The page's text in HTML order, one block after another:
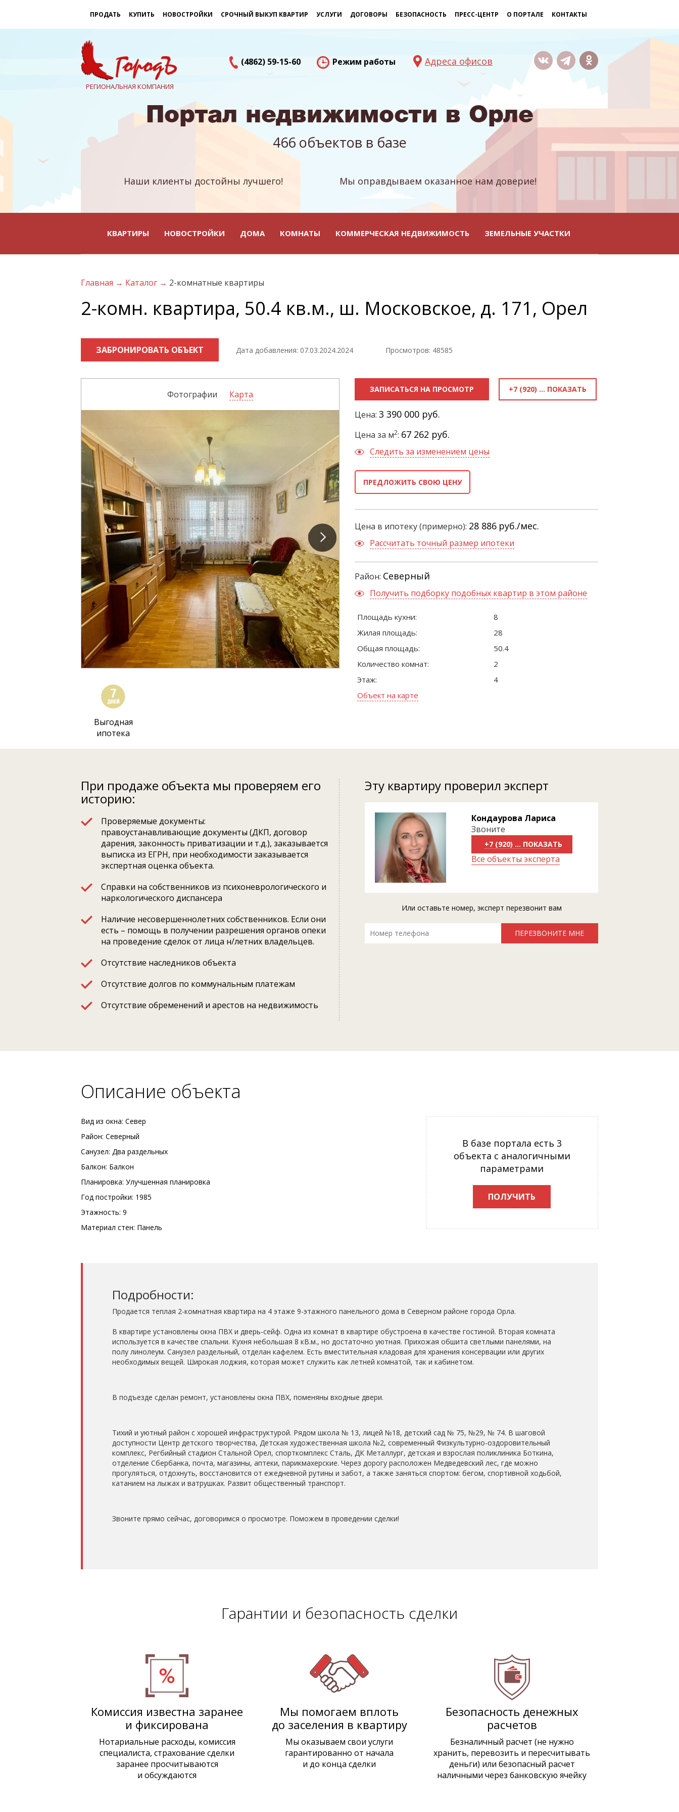
ПРОДАТЬ КУПИТЬ НОВОСТРОЙКИ СРОЧНЫЙ ВЫКУП КВАРТИР УСЛУГИ ДОГОВОРЫ БЕЗОПАСНОСТЬ ПРЕСС-ЦЕНТР О ПОРТАЛЕ КОНТАКТЫ
РЕГИОНАЛЬНАЯ КОМПАНИЯ
(4862) 59-15-60 Режим работы Адреса офисов
Портал недвижимости в Орле
466 объектов в базе
Наши клиенты достойны лучшего! Мы оправдываем оказанное нам доверие!
КВАРТИРЫ НОВОСТРОЙКИ ДОМА КОМНАТЫ КОММЕРЧЕСКАЯ НЕДВИЖИМОСТЬ ЗЕМЕЛЬНЫЕ УЧАСТКИ
Главная → Каталог → 2-комнатные квартиры
2-комн. квартира, 50.4 кв.м., ш. Московское, д. 171, Орел
ЗАБРОНИРОВАТЬ ОБЪЕКТ Дата добавления: 07.03.2024.2024 Просмотров: 48585
Фотографии Карта
Выгодная
ипотека
ЗАПИСАТЬСЯ НА ПРОСМОТР +7 (920) 818-81-83
Цена: 3 390 000 руб.
Цена за м2: 67 262 руб.
Следить за изменением цены
ПРЕДЛОЖИТЬ СВОЮ ЦЕНУ
Цена в ипотеку (примерно): 28 886 руб./мес.
Рассчитать точный размер ипотеки
Район: Северный
Получить подборку подобных квартир в этом районе
Площадь кухни:
8
Жилая площадь:
28
Общая площадь:
50.4
Количество комнат:
2
Этаж:
4
Объект на карте
При продаже объекта мы проверяем его
историю:
Проверяемые документы:
правоустанавливающие документы (ДКП, договор
дарения, законность приватизации и т.д.), заказывается
выписка из ЕГРН, при необходимости заказывается
экспертная оценка объекта.
Справки на собственников из психоневрологического и
наркологического диспансера
Наличие несовершеннолетних собственников. Если они
есть – помощь в получении разрешения органов опеки
на проведение сделок от лица н/летних владельцев.
Отсутствие наследников объекта
Отсутствие долгов по коммунальным платежам
Отсутствие обременений и арестов на недвижимость
Эту квартиру проверил эксперт
Кондаурова Лариса
Звоните
+7 (920) 818-81-83
Все объекты эксперта
Или оставьте номер, эксперт перезвонит вам
Описание объекта
Вид из окна: Север
Район: Северный
Санузел: Два раздельных
Балкон: Балкон
Планировка: Улучшенная планировка
Год постройки: 1985
Этажность: 9
Материал стен: Панель
В базе портала есть 3
объекта с аналогичными
параметрами
ПОЛУЧИТЬ
Подробности:
Продается теплая 2-комнатная квартира на 4 этаже 9-этажного панельного дома в Северном районе города Орла.
В квартире установлены окна ПВХ и дверь-сейф. Одна из комнат в квартире обустроена в качестве гостиной. Вторая комната
используется в качестве спальни. Кухня небольшая 8 кВ.м., но достаточно уютная. Прихожая обшита светлыми панелями, на
полу линолеум. Санузел раздельный, отделан кафелем. Есть вместительная кладовая для хранения консервации или других
необходимых вещей. Широкая лоджия, которая может служить как летней комнатой, так и кабинетом.
В подъезде сделан ремонт, установлены окна ПВХ, поменяны входные двери.
Тиxий и уютный район с хорошей инфраструктурой. Рядом школа № 13, лицей №18, детский сад № 75, №29, № 74. В шаговой
доступности Центр детского творчества, Детская художественная школа №2, современный Физкультурно-оздоровительный
комплекс, Регбийный стадион Стальной Орел, спорткомплекс Сталь, ДК Металлург, детская и взрослая поликлиника Боткина,
отделение Сбербанка, почта, магазины, аптеки, парикмахерские. Через дорогу расположен Медведевский лес, где можно
прогуляться, отдохнуть, восстановится от ежедневной рутины и забот, а также заняться спортом: бегом, спортивной ходьбой,
катанием на лыжах и ватрушках. Развит общественный транспорт.
Звоните прямо сейчас, договоримся о просмотре. Поможем в проведении сделки!
Гарантии и безопасность сделки
Комиссия известна заранее
и фиксирована
Нотариальные расходы, комиссия
специалиста, страхование сделки
заранее просчитываются
и обсуждаются
Мы помогаем вплоть
до заселения в квартиру
Мы оказываем свои услуги
гарантированно от начала
и до конца сделки
Безопасность денежных
расчетов
Безналичный расчет (не нужно
хранить, перевозить и пересчитывать
деньги) или безопасный расчет
наличными через банковскую ячейку